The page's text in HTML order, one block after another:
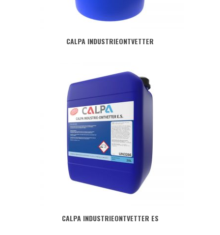
CALPA INDUSTRIEONTVETTER
CALPA INDUSTRIEONTVETTER ES